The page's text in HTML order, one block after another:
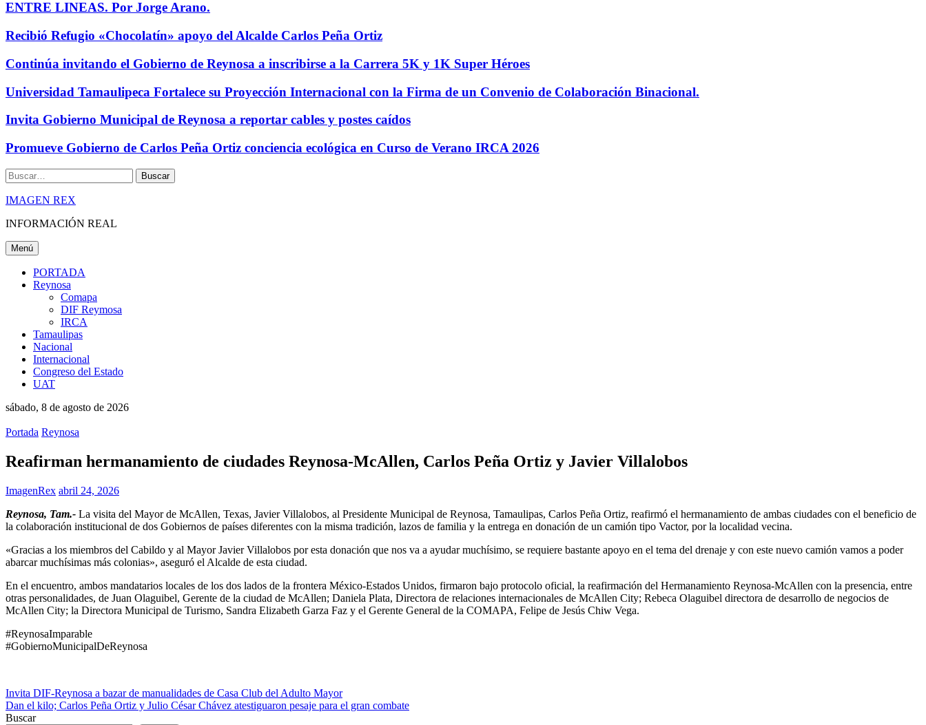
ENTRE LINEAS. Por Jorge Arano.
Recibió Refugio «Chocolatín» apoyo del Alcalde Carlos Peña Ortiz
Continúa invitando el Gobierno de Reynosa a inscribirse a la Carrera 5K y 1K Super Héroes
Universidad Tamaulipeca Fortalece su Proyección Internacional con la Firma de un Convenio de Colaboración Binacional.
Invita Gobierno Municipal de Reynosa a reportar cables y postes caídos
Promueve Gobierno de Carlos Peña Ortiz conciencia ecológica en Curso de Verano IRCA 2026
Buscar
IMAGEN REX
INFORMACIÓN REAL
Menú
PORTADA
Reynosa
Comapa
DIF Reymosa
IRCA
Tamaulipas
Nacional
Internacional
Congreso del Estado
UAT
sábado, 8 de agosto de 2026
Portada Reynosa
Reafirman hermanamiento de ciudades Reynosa-McAllen, Carlos Peña Ortiz y Javier Villalobos
ImagenRex abril 24, 2026
Reynosa, Tam.- La visita del Mayor de McAllen, Texas, Javier Villalobos, al Presidente Municipal de Reynosa, Tamaulipas, Carlos Peña Ortiz, reafirmó el hermanamiento de ambas ciudades con el beneficio de
la colaboración institucional de dos Gobiernos de países diferentes con la misma tradición, lazos de familia y la entrega en donación de un camión tipo Vactor, por la localidad vecina.
«Gracias a los miembros del Cabildo y al Mayor Javier Villalobos por esta donación que nos va a ayudar muchísimo, se requiere bastante apoyo en el tema del drenaje y con este nuevo camión vamos a poder
abarcar muchísimas más colonias», aseguró el Alcalde de esta ciudad.
En el encuentro, ambos mandatarios locales de los dos lados de la frontera México-Estados Unidos, firmaron bajo protocolo oficial, la reafirmación del Hermanamiento Reynosa-McAllen con la presencia, entre
otras personalidades, de Juan Olaguibel, Gerente de la ciudad de McAllen; Daniela Plata, Directora de relaciones internacionales de McAllen City; Rebeca Olaguibel directora de desarrollo de negocios de
McAllen City; la Directora Municipal de Turismo, Sandra Elizabeth Garza Faz y el Gerente General de la COMAPA, Felipe de Jesús Chiw Vega.
#ReynosaImparable
#GobiernoMunicipalDeReynosa
Navegación
de
Invita DIF-Reynosa a bazar de manualidades de Casa Club del Adulto Mayor
Dan el kilo; Carlos Peña Ortiz y Julio César Chávez atestiguaron pesaje para el gran combate
Buscar